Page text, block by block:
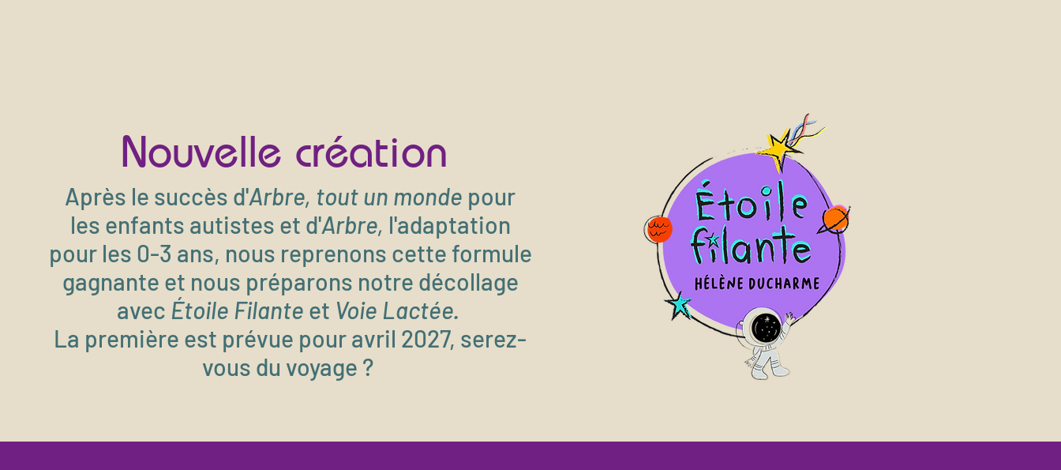
Nouvelle création
Après le succès d'Arbre, tout un monde pour
les enfants autistes et d'Arbre, l'adaptation
pour les 0-3 ans, nous reprenons cette formule
gagnante et nous préparons notre décollage
avec Étoile Filante et Voie Lactée.
La première est prévue pour avril 2027, serez-
vous du voyage ?